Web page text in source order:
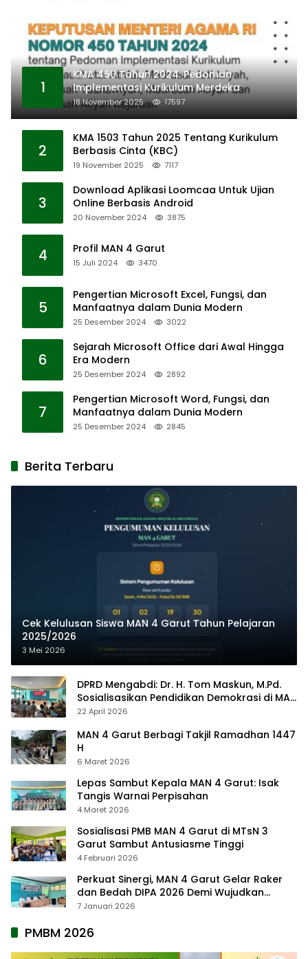
1
KMA 450 Tahun 2024: Pedoman
Implementasi Kurikulum Merdeka
18 November 2025 17597
2
KMA 1503 Tahun 2025 Tentang Kurikulum
Berbasis Cinta (KBC)
19 November 2025 7117
3
Download Aplikasi Loomcaa Untuk Ujian
Online Berbasis Android
20 November 2024 3875
4 Profil MAN 4 Garut
15 Juli 2024 3470
5
Pengertian Microsoft Excel, Fungsi, dan
Manfaatnya dalam Dunia Modern
25 Desember 2024 3022
6
Sejarah Microsoft Office dari Awal Hingga
Era Modern
25 Desember 2024 2892
7
Pengertian Microsoft Word, Fungsi, dan
Manfaatnya dalam Dunia Modern
25 Desember 2024 2845
Berita Terbaru
Cek Kelulusan Siswa MAN 4 Garut Tahun Pelajaran
2025/2026
3 Mei 2026
DPRD Mengabdi: Dr. H. Tom Maskun, M.Pd.
Sosialisasikan Pendidikan Demokrasi di MAN
4 Garut
22 April 2026
MAN 4 Garut Berbagi Takjil Ramadhan 1447
H
6 Maret 2026
Lepas Sambut Kepala MAN 4 Garut: Isak
Tangis Warnai Perpisahan
4 Maret 2026
Sosialisasi PMB MAN 4 Garut di MTsN 3
Garut Sambut Antusiasme Tinggi
4 Februari 2026
Perkuat Sinergi, MAN 4 Garut Gelar Raker
dan Bedah DIPA 2026 Demi Wujudkan
Madrasah Mendunia
7 Januari 2026
PMBM 2026